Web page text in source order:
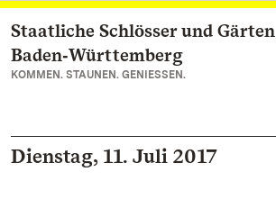
Zum Hauptinhalt springen
Staatliche Schlösser und Gärten
Baden‑Württemberg
KOMMEN. STAUNEN. GENIESSEN.
Dienstag, 11. Juli 2017